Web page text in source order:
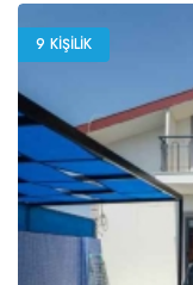
9 KIŞILIK